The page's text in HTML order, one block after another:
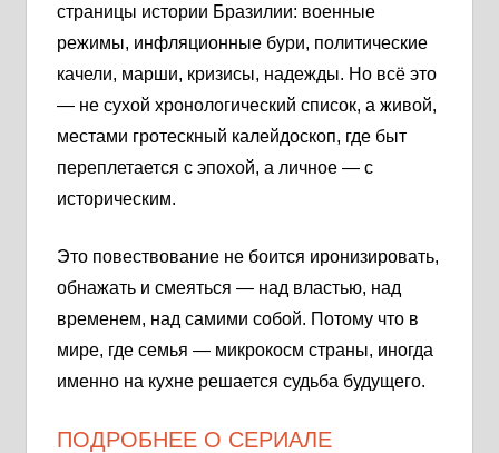
страницы истории Бразилии: военные
режимы, инфляционные бури, политические
качели, марши, кризисы, надежды. Но всё это
— не сухой хронологический список, а живой,
местами гротескный калейдоскоп, где быт
переплетается с эпохой, а личное — с
историческим.
Это повествование не боится иронизировать,
обнажать и смеяться — над властью, над
временем, над самими собой. Потому что в
мире, где семья — микрокосм страны, иногда
именно на кухне решается судьба будущего.
ПОДРОБНЕЕ О СЕРИАЛЕ